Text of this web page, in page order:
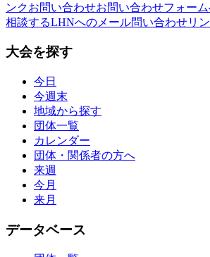
ンクお問い合わせお問い合わせフォー
相談するLHNへのメール問い合わせリ
大会を探す
今日
今週末
地域から探す
団体一覧
カレンダー
団体・関係者の方へ
来週
今月
来月
データベース